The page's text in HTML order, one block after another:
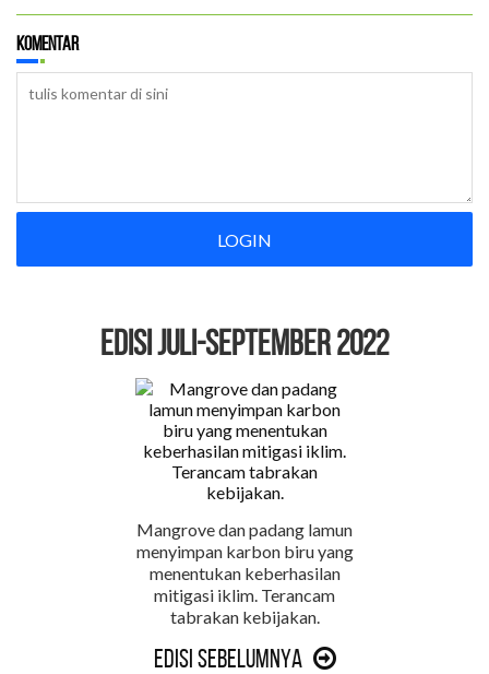
Komentar
LOGIN
EDISI Juli-September 2022
Mangrove dan padang lamun
menyimpan karbon biru yang
menentukan keberhasilan
mitigasi iklim. Terancam
tabrakan kebijakan.
Edisi Sebelumnya